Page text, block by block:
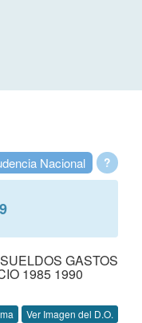
?
Nacional
GASTOS
1985 1990
Ver Imagen del D.O.